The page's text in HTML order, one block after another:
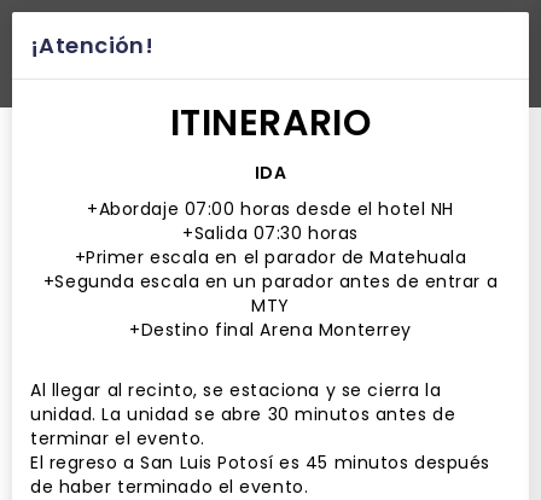
desplegar navegación
¡Atención!
ITINERARIO
IDA
+Abordaje 07:00 horas desde el hotel NH
+Salida 07:30 horas
+Primer escala en el parador de Matehuala
+Segunda escala en un parador antes de entrar a
MTY
+Destino final Arena Monterrey
Al llegar al recinto, se estaciona y se cierra la
unidad. La unidad se abre 30 minutos antes de
terminar el evento.
El regreso a San Luis Potosí es 45 minutos después
de haber terminado el evento.